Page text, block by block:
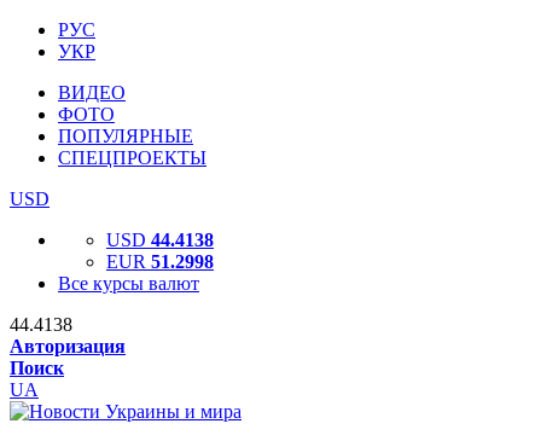
РУС
УКР
ВИДЕО
ФОТО
ПОПУЛЯРНЫЕ
СПЕЦПРОЕКТЫ
USD
USD 44.4138
EUR 51.2998
Все курсы валют
44.4138
Авторизация
Поиск
UA